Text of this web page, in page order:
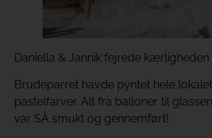
Daniella & Jannik fejrede kærligheden
Brudeparret havde pyntet hele
pastelfarver. Alt fra balloner til
var SÅ smukt og gennemført!